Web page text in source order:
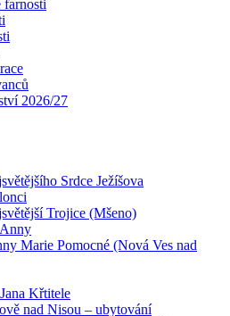
2026/27
Srdce Ježíšova
Trojice (Mšeno)
Marie Pomocné (Nová Ves nad
Křtitele
nad Nisou – ubytování